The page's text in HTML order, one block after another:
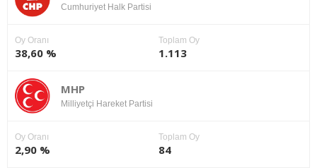
Cumhuriyet Halk Partisi
Oy Oranı
38,60 %
Toplam Oy
1.113
MHP
Milliyetçi Hareket Partisi
Oy Oranı
2,90 %
Toplam Oy
84